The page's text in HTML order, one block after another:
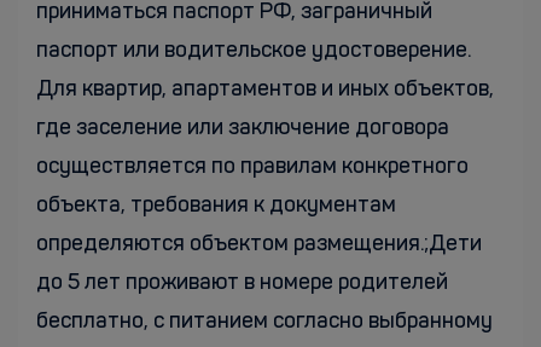
приниматься паспорт РФ, заграничный
паспорт или водительское удостоверение.
Для квартир, апартаментов и иных объектов,
где заселение или заключение договора
осуществляется по правилам конкретного
объекта, требования к документам
определяются объектом размещения.;Дети
до 5 лет проживают в номере родителей
бесплатно, с питанием согласно выбранному